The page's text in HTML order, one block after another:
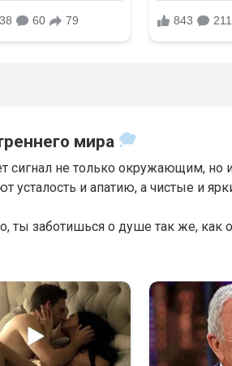
мира
сигнал не только окружающим, но
и апатию, а чистые и
ты заботишься о душе так же, как о